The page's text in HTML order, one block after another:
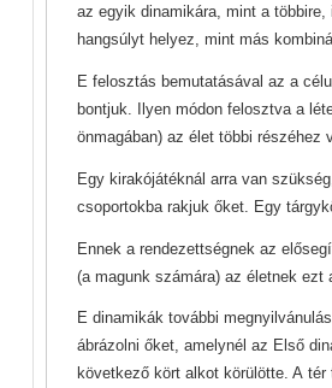
az egyik dinamikára, mint a
hangsúlyt helyez, mint más
E felosztás bemutatásával az a
bontjuk. Ilyen módon felosztva a
önmagában) az élet többi részéhez
Egy kirakójátéknál arra van
csoportokba rakjuk őket. Egy
Ennek a rendezettségnek az
(a magunk számára) az életnek ezt
E dinamikák további
ábrázolni őket, amelynél az Első
következő kört alkot körülötte. A